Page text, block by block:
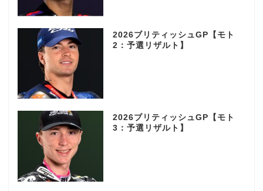
2026ブリティッシュGP【モト
2：予選リザルト】
2026ブリティッシュGP【モト
3：予選リザルト】